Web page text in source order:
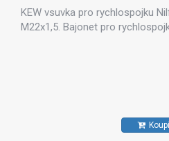
KEW vsuvka pro rychlospojku
M22x1,5. Bajonet pro